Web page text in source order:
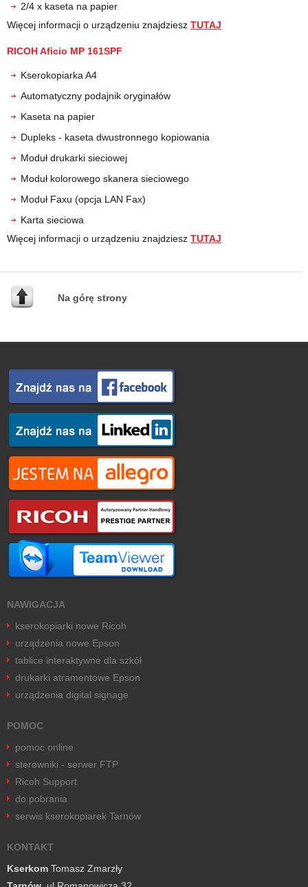
2/4 x kaseta na papier
Więcej informacji o urządzeniu znajdziesz TUTAJ
RICOH Aficio MP 161SPF
Kserokopiarka A4
Automatyczny podajnik oryginałów
Kaseta na papier
Dupleks - kaseta dwustronnego kopiowania
Moduł drukarki sieciowej
Moduł kolorowego skanera sieciowego
Moduł Faxu (opcja LAN Fax)
Karta sieciowa
Więcej informacji o urządzeniu znajdziesz TUTAJ
Na górę strony
NAWIGACJA
kserokopiarki nowe Ricoh
urządzenia nowe Epson
tablice interaktywne dla szkół
drukarki atramentowe Epson
urządzenia digital signage
POMOC
pomoc online
sterowniki - serwer FTP
Ricoh Support
do pobrania
serwis kserokopiarek Tarnów
KONTAKT
Kserkom Tomasz Zmarzły